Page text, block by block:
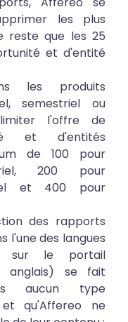
les plus
reste que les 25
et d'entité
les produits
semestriel ou
l'offre de
et d'entités
de 100 pour
200 pour
et 400 pour
des rapports
l'une des langues
sur le portail
anglais) se fait
aucun type
et qu'Affereo ne